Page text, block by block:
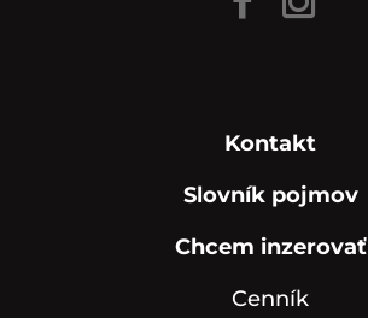
Kontakt
Slovník pojmov
Chcem inzerovať
Cenník